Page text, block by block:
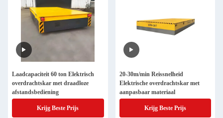
Laadcapaciteit 60 ton Elektrisch
overdrachtskar met draadloze
afstandsbediening
Krijg Beste Prijs
20-30m/min Reissnelheid
Elektrische overdrachtskar met
aanpasbaar materiaal
Krijg Beste Prijs